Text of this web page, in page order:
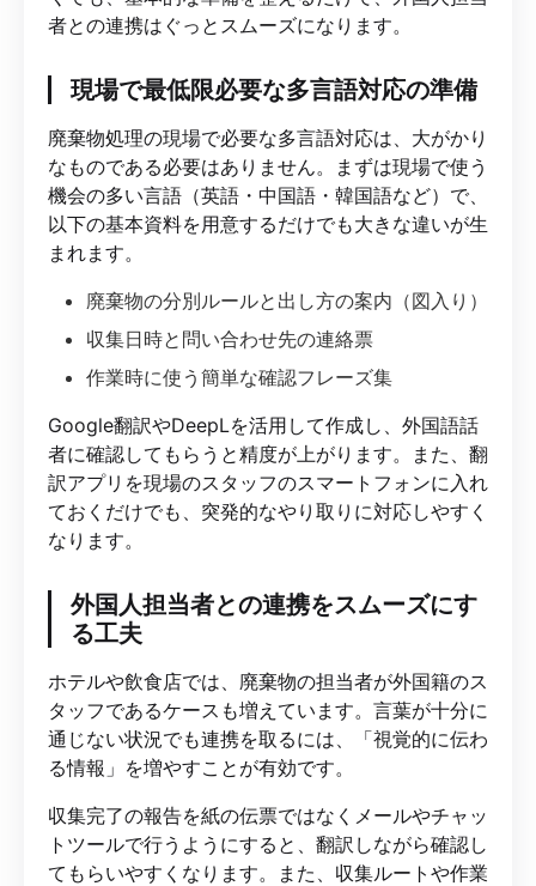
者との連携はぐっとスムーズになります。
現場で最低限必要な多言語対応の準備
廃棄物処理の現場で必要な多言語対応は、大がかり
なものである必要はありません。まずは現場で使う
機会の多い言語（英語・中国語・韓国語など）で、
以下の基本資料を用意するだけでも大きな違いが生
まれます。
廃棄物の分別ルールと出し方の案内（図入り）
収集日時と問い合わせ先の連絡票
作業時に使う簡単な確認フレーズ集
Google翻訳やDeepLを活用して作成し、外国語話
者に確認してもらうと精度が上がります。また、翻
訳アプリを現場のスタッフのスマートフォンに入れ
ておくだけでも、突発的なやり取りに対応しやすく
なります。
外国人担当者との連携をスムーズにす
る工夫
ホテルや飲食店では、廃棄物の担当者が外国籍のス
タッフであるケースも増えています。言葉が十分に
通じない状況でも連携を取るには、「視覚的に伝わ
る情報」を増やすことが有効です。
収集完了の報告を紙の伝票ではなくメールやチャッ
トツールで行うようにすると、翻訳しながら確認し
てもらいやすくなります。また、収集ルートや作業